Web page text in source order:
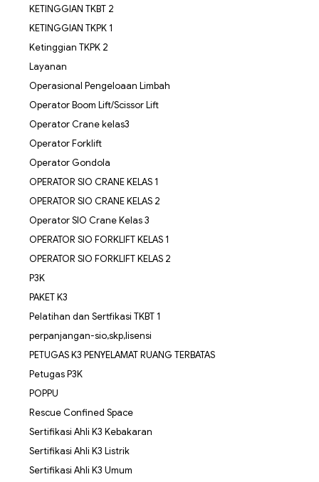
KETINGGIAN TKBT 2
KETINGGIAN TKPK 1
Ketinggian TKPK 2
Layanan
Operasional Pengeloaan Limbah
Operator Boom Lift/Scissor Lift
Operator Crane kelas3
Operator Forklift
Operator Gondola
OPERATOR SIO CRANE KELAS 1
OPERATOR SIO CRANE KELAS 2
Operator SIO Crane Kelas 3
OPERATOR SIO FORKLIFT KELAS 1
OPERATOR SIO FORKLIFT KELAS 2
P3K
PAKET K3
Pelatihan dan Sertfikasi TKBT 1
perpanjangan-sio,skp,lisensi
PETUGAS K3 PENYELAMAT RUANG TERBATAS
Petugas P3K
POPPU
Rescue Confined Space
Sertifikasi Ahli K3 Kebakaran
Sertifikasi Ahli K3 Listrik
Sertifikasi Ahli K3 Umum